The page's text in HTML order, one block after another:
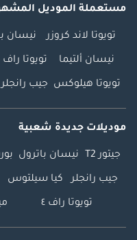
مستعملة الموديل
تويوتا لاند كروزر نيسان
نيسان ألتيما تويوتا راف 4
تويوتا هيلوكس جيب رانجلر
موديلات جديدة شعبية
جيتور T2 نيسان باترول
جيب رانجلر كيا سيلتوس
تويوتا راف ٤